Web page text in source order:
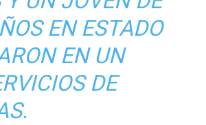
EN ESTADO
EN UN
DE